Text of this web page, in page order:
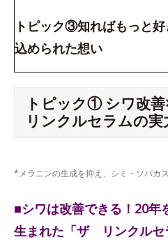
トピック③知ればもっと
込められた想い
トピック① シワ改善
リンクルセラムの実
*メラニンの生成を抑え、シミ・ソバカ
■シワは改善できる！20年
生まれた「ザ リンクルセ